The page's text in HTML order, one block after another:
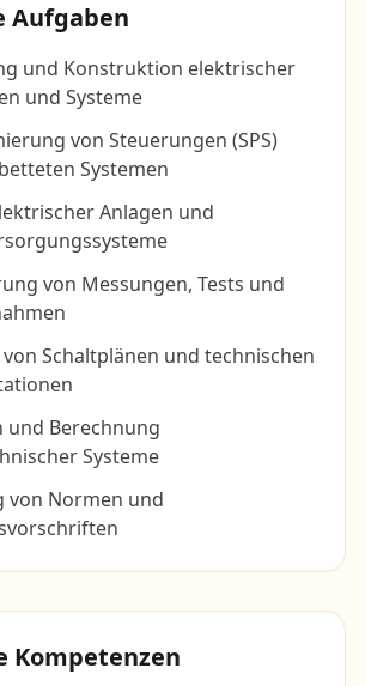
Aufgaben
und Konstruktion elektrischer
und Systeme
von Steuerungen (SPS)
Systemen
Anlagen und
von Messungen, Tests und
Schaltplänen und technischen
und Berechnung
Systeme
von Normen und
Kompetenzen